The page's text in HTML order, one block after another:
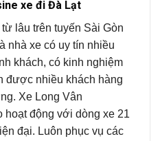
xe đi Đà Lạt
lâu trên tuyến Sài Gòn
nhà xe có uy tín nhiều
khách, có kinh nghiệm
được nhiều khách hàng
Xe Long Vân
động với dòng xe 21
đại. Luôn phục vụ các